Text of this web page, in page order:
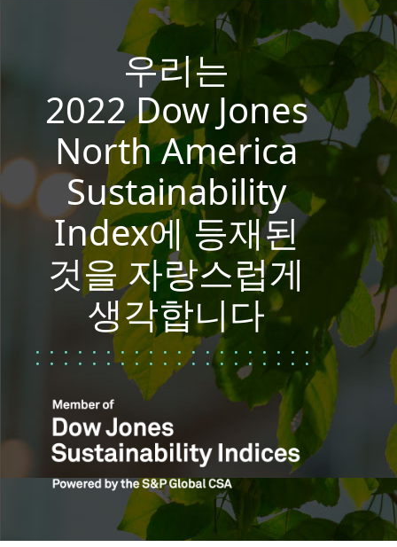
우리는
2022 Dow Jones
North America
Sustainability
Index에 등재된
것을 자랑스럽게
생각합니다